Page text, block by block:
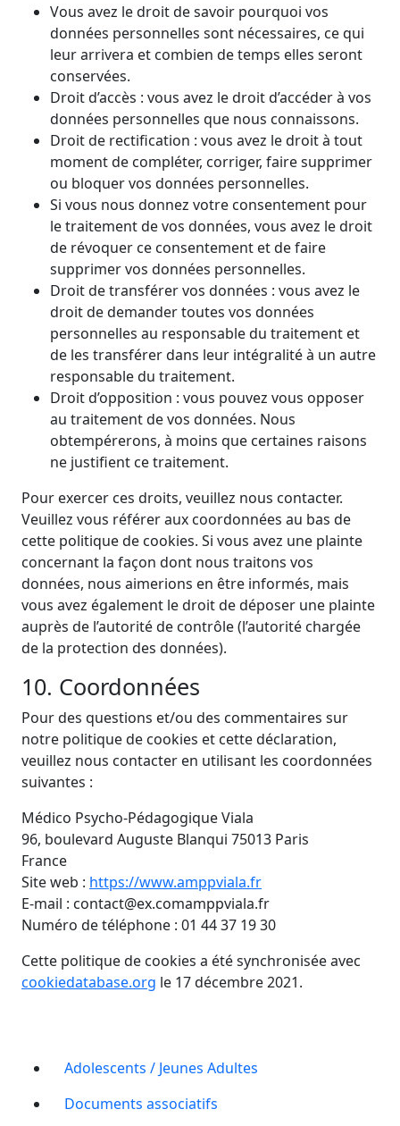
Vous avez le droit de savoir pourquoi vos
données personnelles sont nécessaires, ce qui
leur arrivera et combien de temps elles seront
conservées.
Droit d’accès : vous avez le droit d’accéder à vos
données personnelles que nous connaissons.
Droit de rectification : vous avez le droit à tout
moment de compléter, corriger, faire supprimer
ou bloquer vos données personnelles.
Si vous nous donnez votre consentement pour
le traitement de vos données, vous avez le droit
de révoquer ce consentement et de faire
supprimer vos données personnelles.
Droit de transférer vos données : vous avez le
droit de demander toutes vos données
personnelles au responsable du traitement et
de les transférer dans leur intégralité à un autre
responsable du traitement.
Droit d’opposition : vous pouvez vous opposer
au traitement de vos données. Nous
obtempérerons, à moins que certaines raisons
ne justifient ce traitement.
Pour exercer ces droits, veuillez nous contacter.
Veuillez vous référer aux coordonnées au bas de
cette politique de cookies. Si vous avez une plainte
concernant la façon dont nous traitons vos
données, nous aimerions en être informés, mais
vous avez également le droit de déposer une plainte
auprès de l’autorité de contrôle (l’autorité chargée
de la protection des données).
10. Coordonnées
Pour des questions et/ou des commentaires sur
notre politique de cookies et cette déclaration,
veuillez nous contacter en utilisant les coordonnées
suivantes :
Médico Psycho-Pédagogique Viala
96, boulevard Auguste Blanqui 75013 Paris
France
Site web : https://www.amppviala.fr
E-mail : contact@ex.comamppviala.fr
Numéro de téléphone : 01 44 37 19 30
Cette politique de cookies a été synchronisée avec
cookiedatabase.org le 17 décembre 2021.
Adolescents / Jeunes Adultes
Documents associatifs